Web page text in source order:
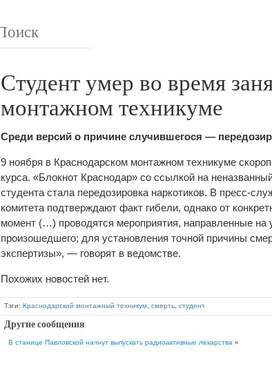
Студент умер во время
монтажном техникуме
Среди версий о причине случившегося —
9 ноября в Краснодарском монтажном техникуме
курса. «Блокнот Краснодар» со ссылкой на
студента стала передозировка наркотиков. В пресс-
комитета подтверждают факт гибели, однако от
момент (…) проводятся мероприятия, направленные на
произошедшего; для установления точной причины
экспертизы», — говорят в ведомстве.
Похожих новостей нет.
Тэги: Краснодарский монтажный техникум смерть студент
Другие сообщения
В станице Павловской начнут выпускать радиоактивные лекарства «